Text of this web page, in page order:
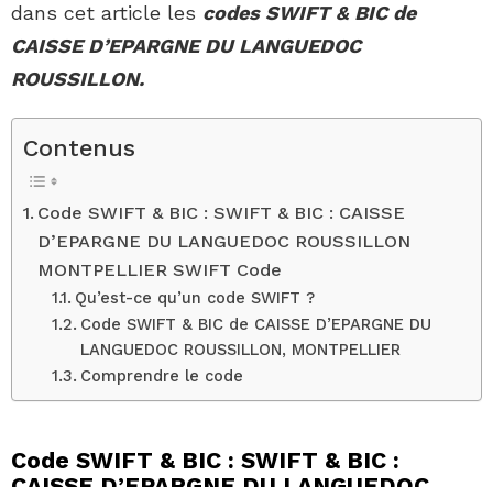
dans cet article les codes SWIFT & BIC de
CAISSE D’EPARGNE DU LANGUEDOC
ROUSSILLON.
Contenus
Code SWIFT & BIC : SWIFT & BIC : CAISSE
D’EPARGNE DU LANGUEDOC ROUSSILLON
MONTPELLIER SWIFT Code
Qu’est-ce qu’un code SWIFT ?
Code SWIFT & BIC de CAISSE D’EPARGNE DU
LANGUEDOC ROUSSILLON, MONTPELLIER
Comprendre le code
Code SWIFT & BIC : SWIFT & BIC :